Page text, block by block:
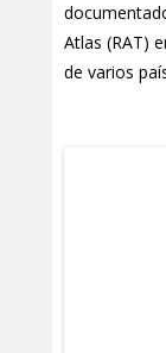
Atlas (RAT)
de varios